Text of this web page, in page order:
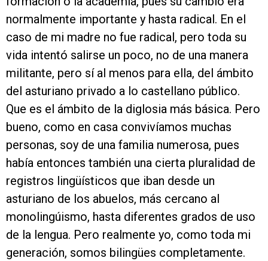
normalmente importante y hasta radical. En el
caso de mi madre no fue radical, pero toda su
vida intentó salirse un poco, no de una manera
militante, pero sí al menos para ella, del ámbito
del asturiano privado a lo castellano público.
Que es el ámbito de la diglosia más básica. Pero
bueno, como en casa convivíamos muchas
personas, soy de una familia numerosa, pues
había entonces también una cierta pluralidad de
registros lingüísticos que iban desde un
asturiano de los abuelos, más cercano al
monolingúismo, hasta diferentes grados de uso
de la lengua. Pero realmente yo, como toda mi
generación, somos bilingües completamente.